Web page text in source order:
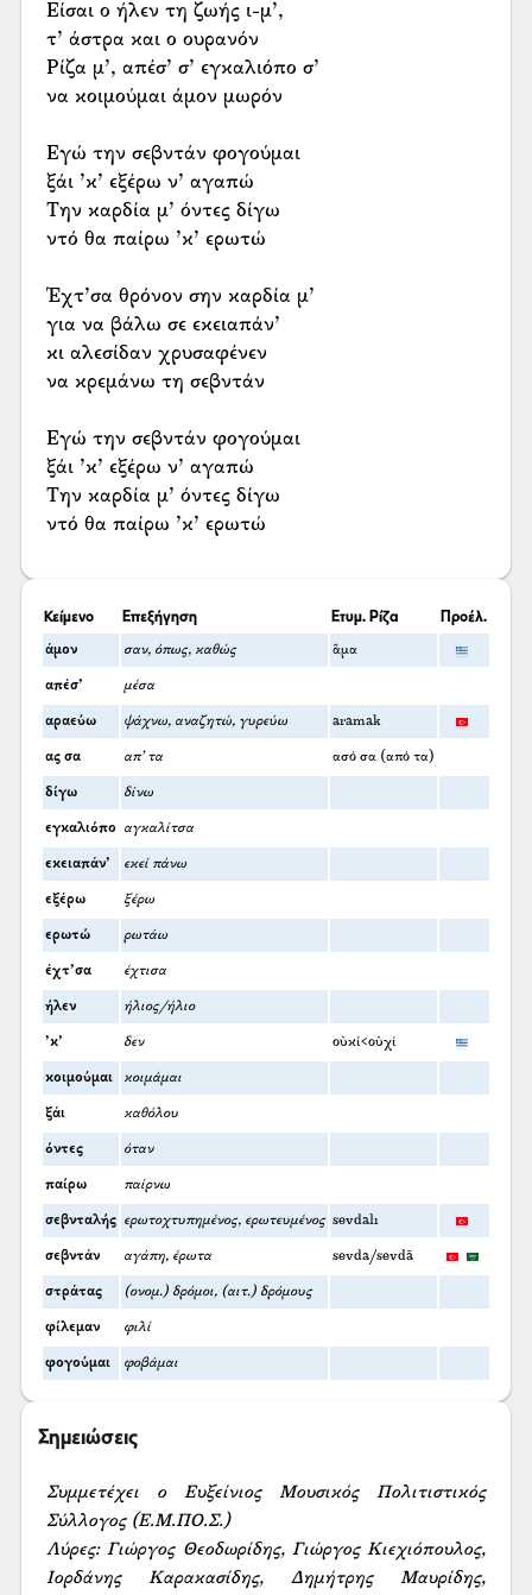
Είσαι ο ήλεν τη ζωής ι-μ’,
τ’ άστρα και ο ουρανόν
Ρίζα μ’, απέσ’ σ’ εγκαλιόπο σ’
να κοιμούμαι άμον μωρόν
Εγώ την σεβντάν φογούμαι
ξάι ’κ’ εξέρω ν’ αγαπώ
Την καρδία μ’ όντες δίγω
ντό θα παίρω ’κ’ ερωτώ
Έχτ’σα θρόνον σην καρδία μ’
για να βάλω σε εκειαπάν’
κι αλεσίδαν χρυσαφένεν
να κρεμάνω τη σεβντάν
Εγώ την σεβντάν φογούμαι
ξάι ’κ’ εξέρω ν’ αγαπώ
Την καρδία μ’ όντες δίγω
ντό θα παίρω ’κ’ ερωτώ
Κείμενο Επεξήγηση Ετυμ. Ρίζα Προέλ.
άμον σαν, όπως, καθώς ἅμα
απέσ’ μέσα
αραεύω ψάχνω, αναζητώ, γυρεύω aramak
ας σα απ’ τα ασό σα (από τα)
δίγω δίνω
εγκαλιόπο αγκαλίτσα
εκειαπάν’ εκεί πάνω
εξέρω ξέρω
ερωτώ ρωτάω
έχτ’σα έχτισα
ήλεν ήλιος/ήλιο
’κ’ δεν οὐκί<οὐχί
κοιμούμαι κοιμάμαι
ξάι καθόλου
όντες όταν
παίρω παίρνω
σεβνταλής ερωτοχτυπημένος, ερωτευμένος sevdalı
σεβντάν αγάπη, έρωτα sevda/sevdā
στράτας (ονομ.) δρόμοι, (αιτ.) δρόμους
φίλεμαν φιλί
φογούμαι φοβάμαι
Σημειώσεις
Συμμετέχει ο Ευξείνιος Μουσικός Πολιτιστικός
Σύλλογος (Ε.Μ.ΠΟ.Σ.)
Λύρες: Γιώργος Θεοδωρίδης, Γιώργος Κιεχιόπουλος,
Ιορδάνης Καρακασίδης, Δημήτρης Μαυρίδης,